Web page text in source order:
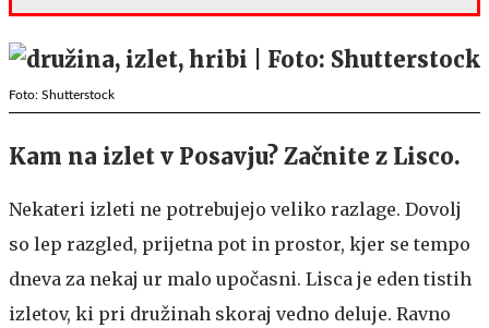
Foto: Shutterstock
Kam na izlet v Posavju? Začnite z Lisco.
Nekateri izleti ne potrebujejo veliko razlage. Dovolj
so lep razgled, prijetna pot in prostor, kjer se tempo
dneva za nekaj ur malo upočasni. Lisca je eden tistih
izletov, ki pri družinah skoraj vedno deluje. Ravno